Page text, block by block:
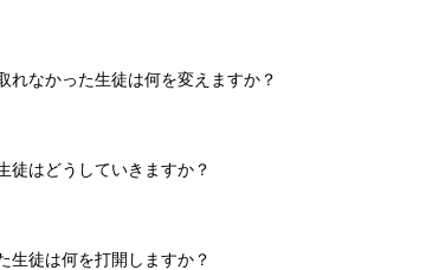
れなかった生徒は何を変えますか？
徒はどうしていきますか？
生徒は何を打開しますか？